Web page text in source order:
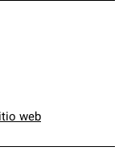
nuestra red
de
garantía de
web